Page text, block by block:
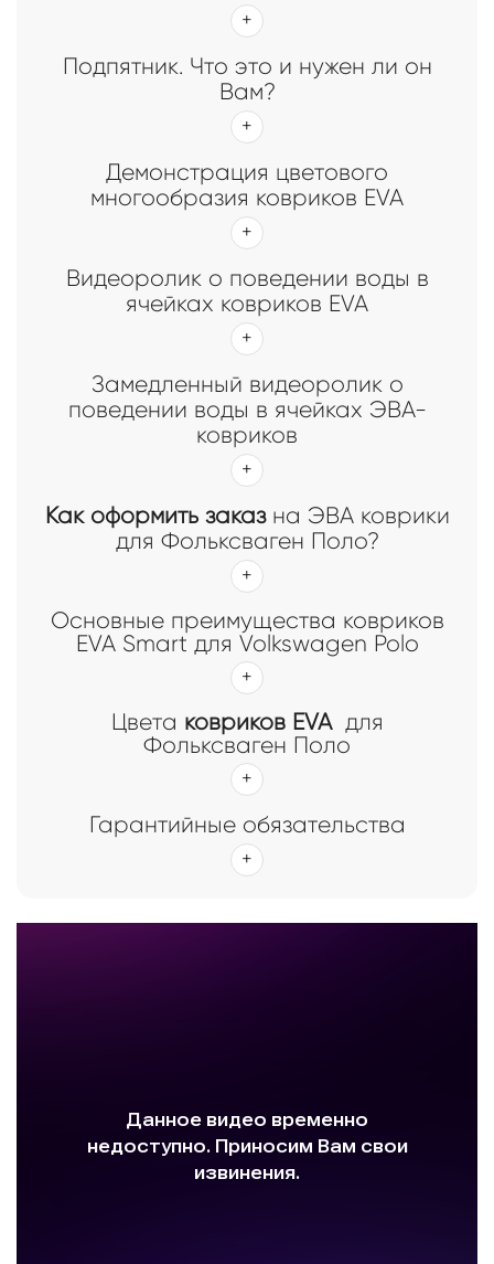
Подпятник. Что это и нужен ли он
Вам?
Демонстрация цветового
многообразия ковриков EVA
Видеоролик о поведении воды в
ячейках ковриков EVA
Замедленный видеоролик о
поведении воды в ячейках ЭВА-
ковриков
Как оформить заказна ЭВА коврики
для Фольксваген Поло?
Основные преимущества ковриков
EVA Smart для Volkswagen Polo
Цвета ковриков EVAдля
Фольксваген Поло
Гарантийные обязательства